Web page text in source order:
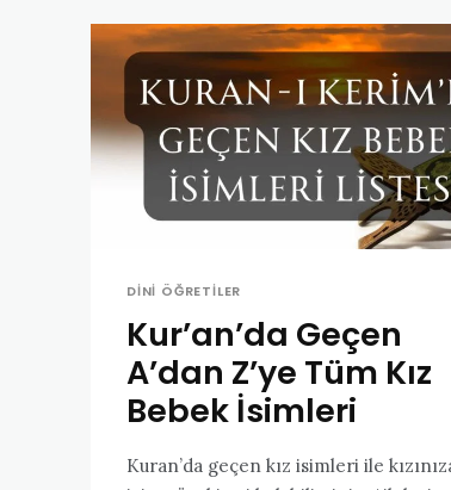
DINI ÖĞRETILER
Kur’an’da Geçen
A’dan Z’ye Tüm Kız
Bebek İsimleri
Kuran’da geçen kız isimleri ile